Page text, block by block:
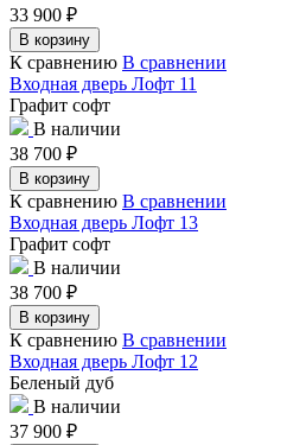
33 900 ₽
В корзину
К сравнению В сравнении
Входная дверь Лофт 11
Графит софт
В наличии
38 700 ₽
В корзину
К сравнению В сравнении
Входная дверь Лофт 13
Графит софт
В наличии
38 700 ₽
В корзину
К сравнению В сравнении
Входная дверь Лофт 12
Беленый дуб
В наличии
37 900 ₽